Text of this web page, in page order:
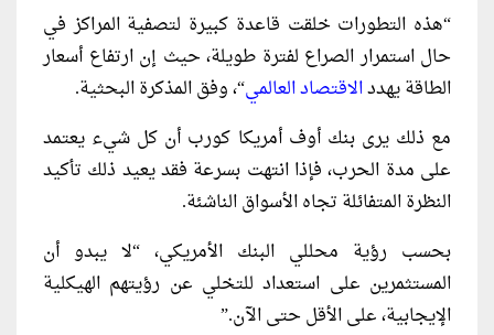
“هذه التطورات خلقت قاعدة كبيرة لتصفية المراكز في
حال استمرار الصراع لفترة طويلة، حيث إن ارتفاع أسعار
الطاقة يهددالاقتصاد العالمي“، وفق المذكرة البحثية.
مع ذلك يرى بنك أوف أمريكا كورب أن كل شيء يعتمد
على مدة الحرب، فإذا انتهت بسرعة فقد يعيد ذلك تأكيد
النظرة المتفائلة تجاه الأسواق الناشئة.
بحسب رؤية محللي البنك الأمريكي، “لا يبدو أن
المستثمرين على استعداد للتخلي عن رؤيتهم الهيكلية
الإيجابية، على الأقل حتى الآن.”